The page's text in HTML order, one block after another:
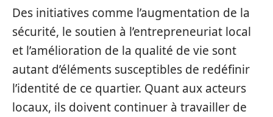
Des initiatives comme l’augmentation de la
sécurité, le soutien à l’entrepreneuriat local
et l’amélioration de la qualité de vie sont
autant d’éléments susceptibles de redéfinir
l’identité de ce quartier. Quant aux acteurs
locaux, ils doivent continuer à travailler de